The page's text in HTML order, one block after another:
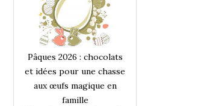
Pâques 2026 : chocolats
et idées pour une chasse
aux œufs magique en
famille